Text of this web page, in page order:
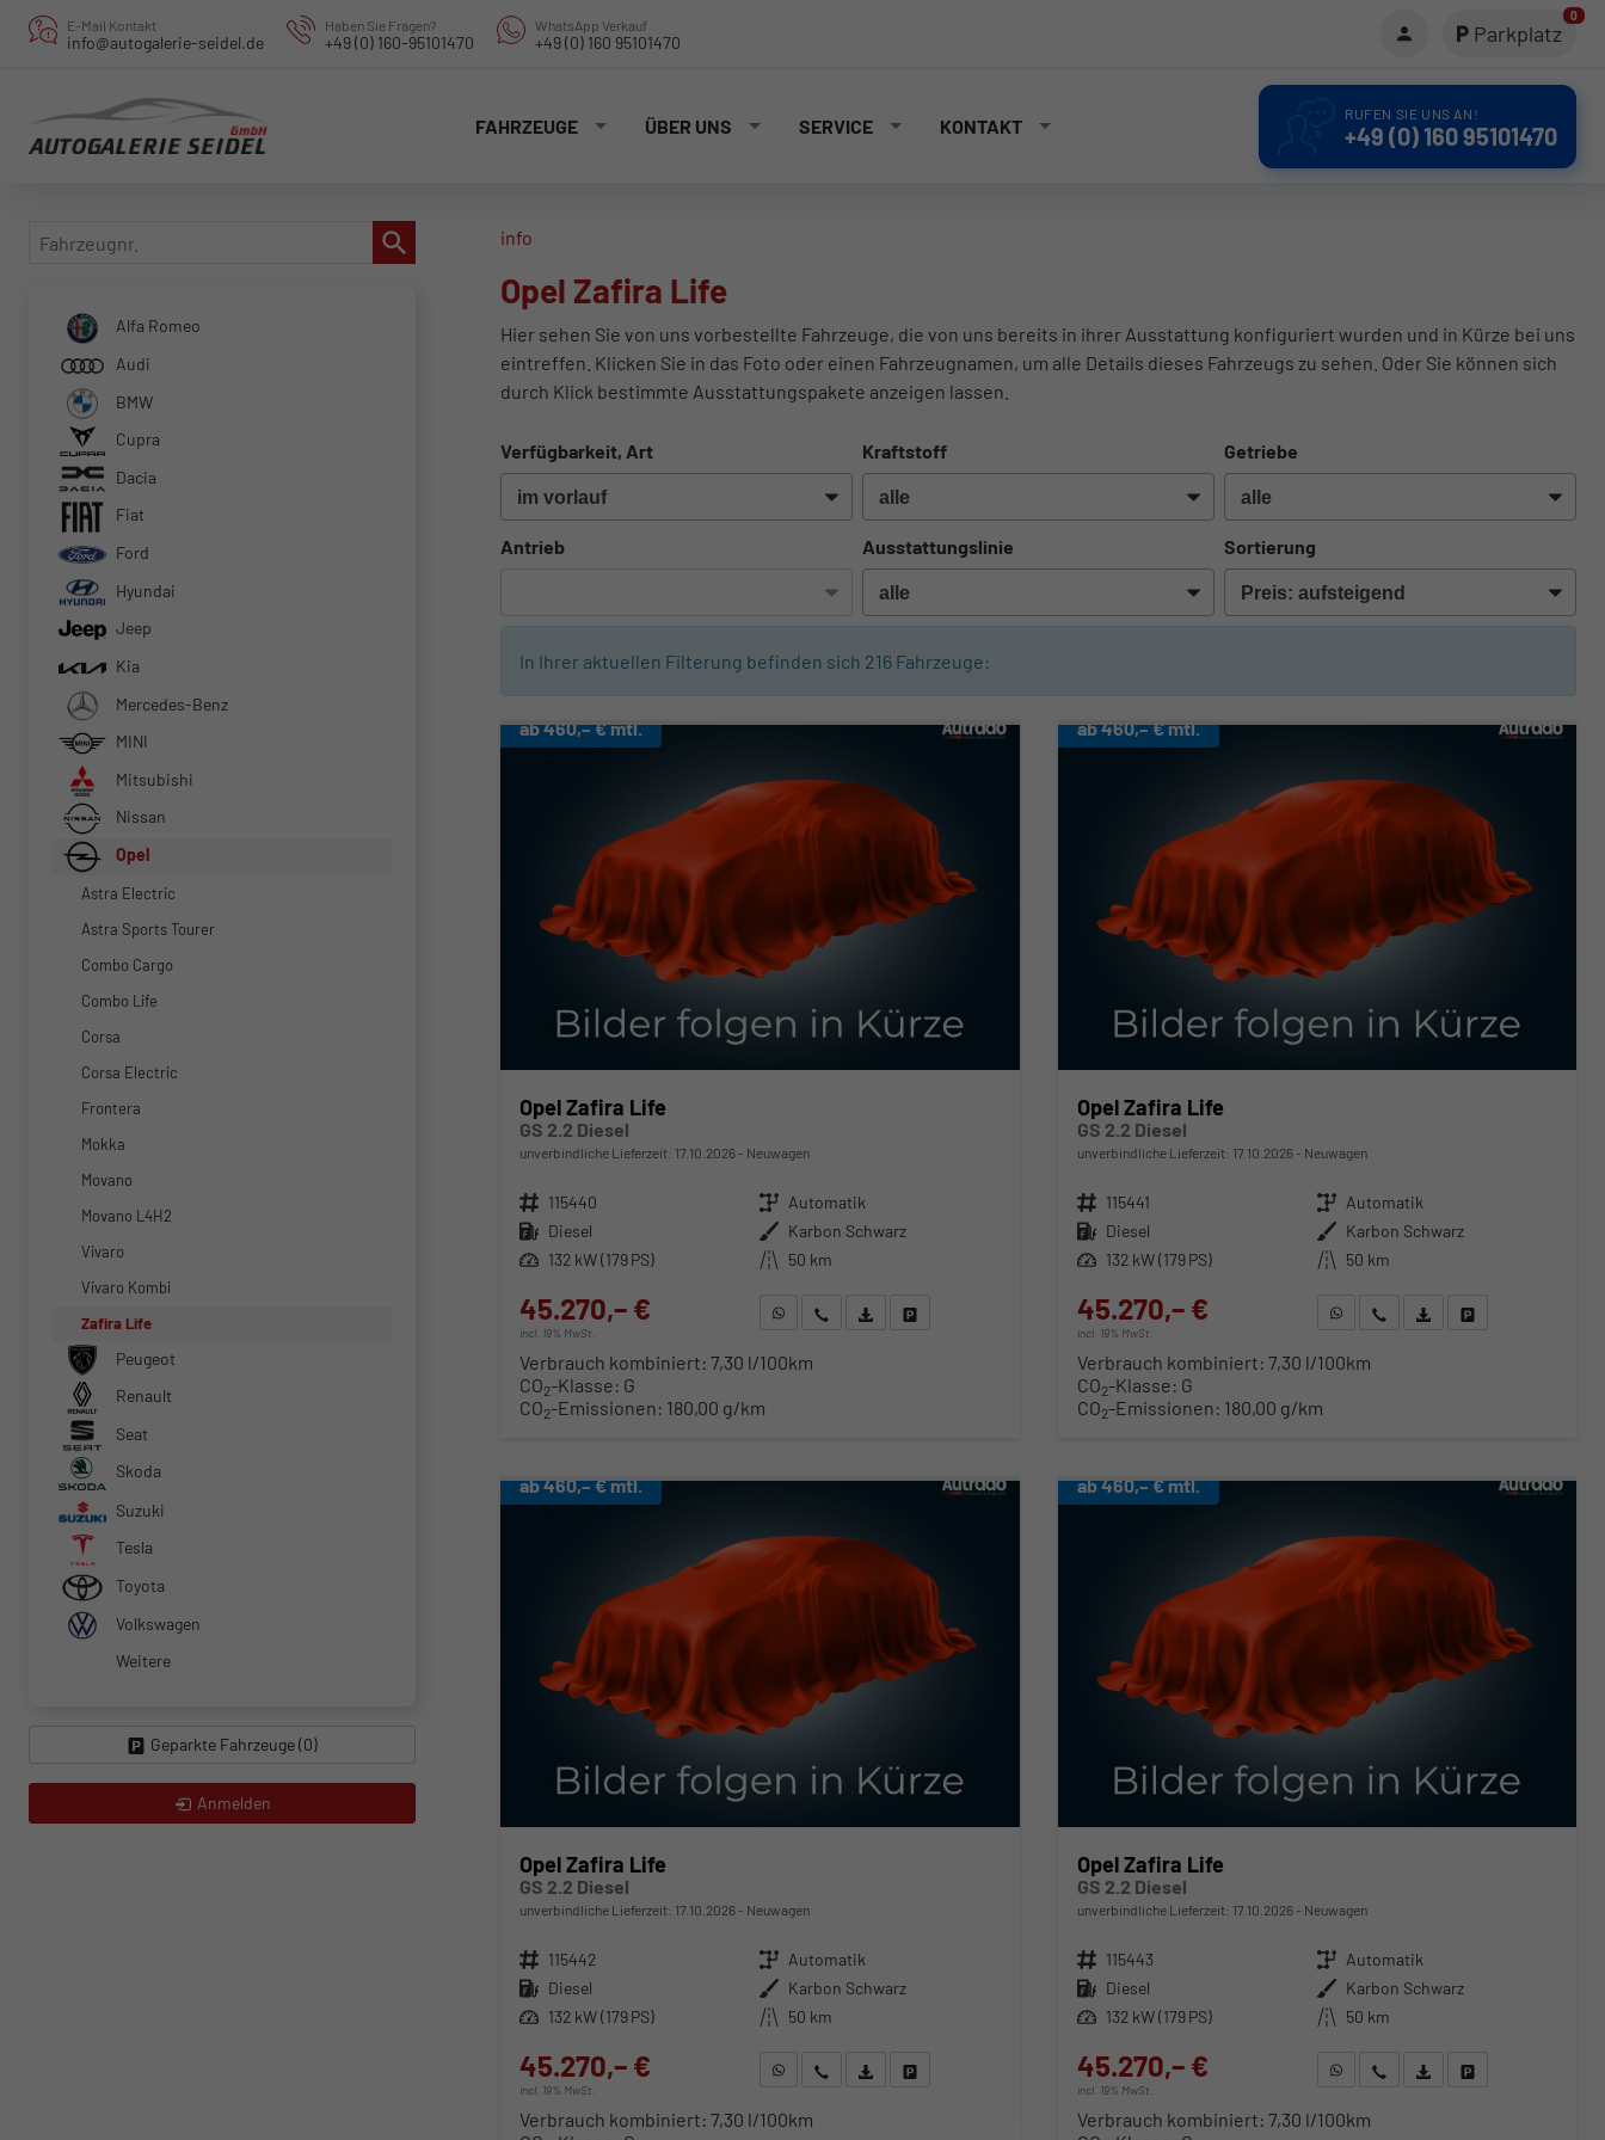
E-Mail Kontakt
info@autogalerie-seidel.de
Haben Sie Fragen?
+49 (0) 160-95101470
WhatsApp Verkauf
+49 (0) 160 95101470 Parkplatz
0
FAHRZEUGE ÜBER UNS SERVICE KONTAKT
RUFEN SIE UNS AN!
+49 (0) 160 95101470
info
Opel Zafira Life
Hier sehen Sie von uns vorbestellte Fahrzeuge, die von uns bereits in ihrer Ausstattung konfiguriert wurden und in Kürze bei uns
eintreffen. Klicken Sie in das Foto oder einen Fahrzeugnamen, um alle Details dieses Fahrzeugs zu sehen. Oder Sie können sich
durch Klick bestimmte Ausstattungspakete anzeigen lassen.
Verfügbarkeit, Art Kraftstoff Getriebe
Antrieb Ausstattungslinie Sortierung
In Ihrer aktuellen Filterung befinden sich 216 Fahrzeuge:
ab 460,– € mtl.
Opel Zafira Life
GS 2.2 Diesel
unverbindliche Lieferzeit: 17.10.2026 Neuwagen
Fahrzeugnr. 115440 Getriebe Automatik
Kraftstoff Diesel Außenfarbe Karbon Schwarz
Leistung 132 kW (179 PS) Kilometerstand 50 km
45.270,– €
incl. 19% MwSt.
WhatsApp anfragen
Wir rufen Sie anFahrzeugexposé (PDF)
Verbrauch kombiniert:7,30 l/100km
CO2-Klasse: G
CO2-Emissionen: 180,00 g/km
ab 460,– € mtl.
Opel Zafira Life
GS 2.2 Diesel
unverbindliche Lieferzeit: 17.10.2026 Neuwagen
Fahrzeugnr. 115441 Getriebe Automatik
Kraftstoff Diesel Außenfarbe Karbon Schwarz
Leistung 132 kW (179 PS) Kilometerstand 50 km
45.270,– €
incl. 19% MwSt.
WhatsApp anfragen
Wir rufen Sie anFahrzeugexposé (PDF)
Fahrzeug parken
Verbrauch kombiniert: 7,30 l/100km
CO2-Klasse: G
CO2-Emissionen: 180,00 g/km
ab 460,– € mtl.
Opel Zafira Life
GS 2.2 Diesel
unverbindliche Lieferzeit: 17.10.2026 Neuwagen
Fahrzeugnr. 115442 Getriebe Automatik
Kraftstoff Diesel Außenfarbe Karbon Schwarz
Leistung 132 kW (179 PS) Kilometerstand 50 km
45.270,– €
incl. 19% MwSt.
WhatsApp anfragen
Wir rufen Sie anFahrzeugexposé (PDF)
Verbrauch kombiniert:7,30 l/100km
ab 460,– € mtl.
Opel Zafira Life
GS 2.2 Diesel
unverbindliche Lieferzeit: 17.10.2026 Neuwagen
Fahrzeugnr. 115443 Getriebe Automatik
Kraftstoff Diesel Außenfarbe Karbon Schwarz
Leistung 132 kW (179 PS) Kilometerstand 50 km
45.270,– €
incl. 19% MwSt.
WhatsApp anfragen
Wir rufen Sie anFahrzeugexposé (PDF)
Fahrzeug parken
Verbrauch kombiniert: 7,30 l/100km
Fahrzeugnr.
Alfa Romeo
Audi
BMW
Cupra
Dacia
Fiat
Ford
Hyundai
Jeep
Kia
Mercedes-Benz
MINI
Mitsubishi
Nissan
Opel
Astra Electric
Astra Sports Tourer
Combo Cargo
Combo Life
Corsa
Corsa Electric
Frontera
Mokka
Movano
Movano L4H2
Vivaro
Vivaro Kombi
Zafira Life
Peugeot
Renault
Seat
Skoda
Suzuki
Tesla
Toyota
Volkswagen
Weitere
Geparkte Fahrzeuge (0)
Anmelden